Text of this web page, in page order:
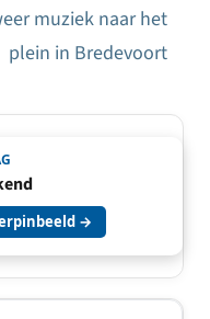
muziek naar het
plein in Bredevoort
→